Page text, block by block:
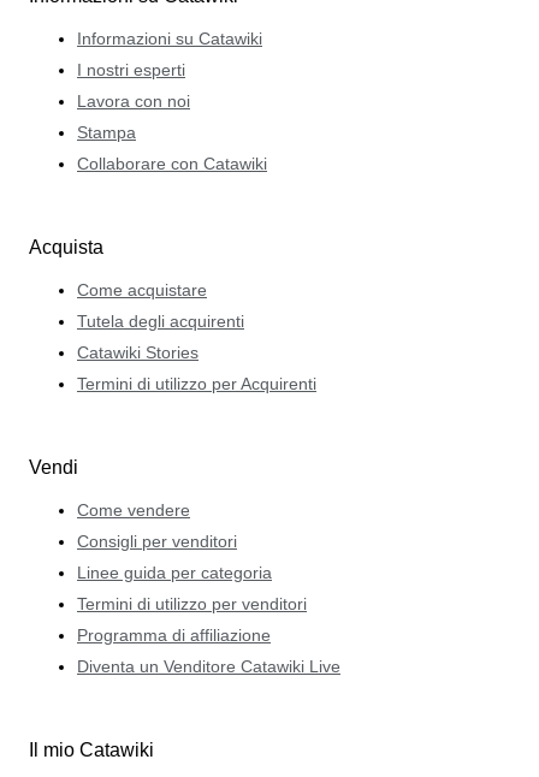
Informazioni su Catawiki
I nostri esperti
Lavora con noi
Stampa
Collaborare con Catawiki
Acquista
Come acquistare
Tutela degli acquirenti
Catawiki Stories
Termini di utilizzo per Acquirenti
Vendi
Come vendere
Consigli per venditori
Linee guida per categoria
Termini di utilizzo per venditori
Programma di affiliazione
Diventa un Venditore Catawiki Live
Il mio Catawiki